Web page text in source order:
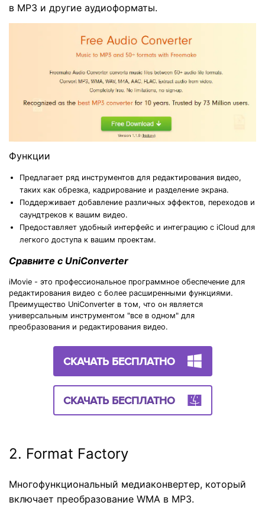
в MP3 и другие аудиоформаты.
Функции
Предлагает ряд инструментов для редактирования видео,
таких как обрезка, кадрирование и разделение экрана.
Поддерживает добавление различных эффектов, переходов и
саундтреков к вашим видео.
Предоставляет удобный интерфейс и интеграцию с iCloud для
легкого доступа к вашим проектам.
Сравните с UniConverter
iMovie - это профессиональное программное обеспечение для
редактирования видео с более расширенными функциями.
Преимущество UniConverter в том, что он является
универсальным инструментом "все в одном" для
преобразования и редактирования видео.
СКАЧАТЬ БЕСПЛАТНО
СКАЧАТЬ БЕСПЛАТНО
2. Format Factory
Многофункциональный медиаконвертер, который
включает преобразование WMA в MP3.